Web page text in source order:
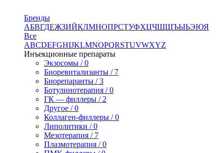
Бренды
АБВГДЕЖЗИЙКЛМНОПРСТУФХЦЧШЩЪЫЬЭЮЯ
Все
ABCDEFGHIJKLMNOPQRSTUVWXYZ
Инъекционные препараты
Экзосомы / 0
Биоревитализанты / 7
Биорепаранты / 3
Ботулинотерапия / 0
ГК — филлеры / 2
Другое / 0
Коллаген-филлеры / 0
Липолитики / 0
Мезотерапия / 7
Плазмотерапия / 0